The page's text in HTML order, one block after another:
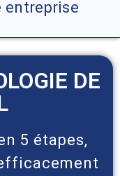
entreprise
DE
5 étapes,